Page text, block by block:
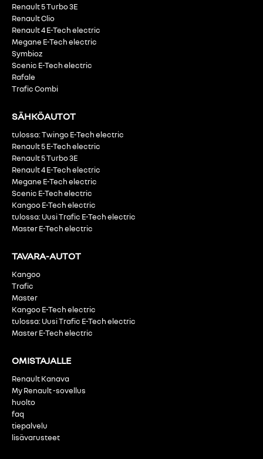
Renault 5 Turbo 3E
Renault Clio
Renault 4 E-Tech electric
Megane E-Tech electric
Symbioz
Scenic E-Tech electric
Rafale
Trafic Combi
SÄHKÖAUTOT
tulossa: Twingo E-Tech electric
Renault 5 E-Tech electric
Renault 5 Turbo 3E
Renault 4 E-Tech electric
Megane E-Tech electric
Scenic E-Tech electric
Kangoo E-Tech electric
tulossa: Uusi Trafic E-Tech electric
Master E-Tech electric
TAVARA-AUTOT
Kangoo
Trafic
Master
Kangoo E-Tech electric
tulossa: Uusi Trafic E-Tech electric
Master E-Tech electric
OMISTAJALLE
Renault Kanava
My Renault -sovellus
huolto
faq
tiepalvelu
lisävarusteet